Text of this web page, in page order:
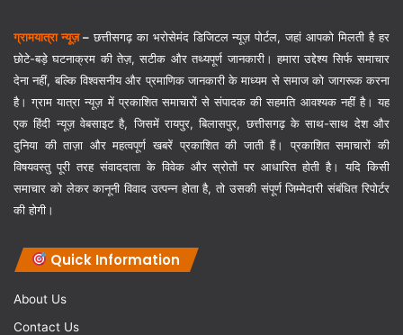
ग्रामयात्रा न्यूज़–छत्तीसगढ़ का भरोसेमंद डिजिटल न्यूज़ पोर्टल, जहां आपको मिलती है हर
छोटे-बड़े घटनाक्रम की तेज़, सटीक और तथ्यपूर्ण जानकारी। हमारा उद्देश्य सिर्फ समाचार
देना नहीं, बल्कि विश्वसनीय और प्रमाणिक जानकारी के माध्यम से समाज को जागरूक करना
है। ग्राम यात्रा न्यूज़ में प्रकाशित समाचारों से संपादक की सहमति आवश्यक नहीं है। यह
एक हिंदी न्यूज़ वेबसाइट है, जिसमें रायपुर, बिलासपुर, छत्तीसगढ़ के साथ-साथ देश और
दुनिया की ताज़ा और महत्वपूर्ण खबरें प्रकाशित की जाती हैं। प्रकाशित समाचारों की
विषयवस्तु पूरी तरह संवाददाता के विवेक और स्रोतों पर आधारित होती है। यदि किसी
समाचार को लेकर कानूनी विवाद उत्पन्न होता है, तो उसकी संपूर्ण जिम्मेदारी संबंधित रिपोर्टर
की होगी।
Quick Information
About Us
Contact Us